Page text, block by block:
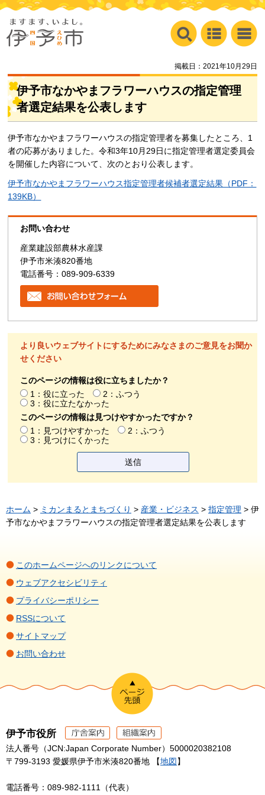
掲載日：2021年10月29日
伊予市なかやまフラワーハウスの指定管理
者選定結果を公表します
伊予市なかやまフラワーハウスの指定管理者を募集したところ、1
者の応募がありました。令和3年10月29日に指定管理者選定委員会
を開催した内容について、次のとおり公表します。
伊予市なかやまフラワーハウス指定管理者候補者選定結果（PDF：
139KB）
お問い合わせ
産業建設部農林水産課
伊予市米湊820番地
電話番号：089-909-6339
より良いウェブサイトにするためにみなさまのご意見をお聞か
せください
このページの情報は役に立ちましたか？
1：役に立った
2：ふつう
3：役に立たなかった
このページの情報は見つけやすかったですか？
1：見つけやすかった
2：ふつう
3：見つけにくかった
ホーム > ミカンまるとまちづくり > 産業・ビジネス > 指定管理 > 伊
予市なかやまフラワーハウスの指定管理者選定結果を公表します
このホームページへのリンクについて
ウェブアクセシビリティ
プライバシーポリシー
RSSについて
サイトマップ
お問い合わせ
伊予市役所
法人番号（JCN:Japan Corporate Number）5000020382108
〒799-3193 愛媛県伊予市米湊820番地 【地図 】
電話番号：089-982-1111（代表）